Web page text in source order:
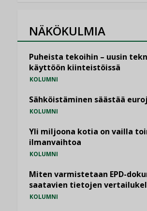
NÄKÖKULMIA
Puheista tekoihin – uusin
käyttöön kiinteistöissä
KOLUMNI
Sähköistäminen säästää
KOLUMNI
Yli miljoona kotia on vailla
ilmanvaihtoa
KOLUMNI
Miten varmistetaan EPD-
saatavien tietojen
KOLUMNI